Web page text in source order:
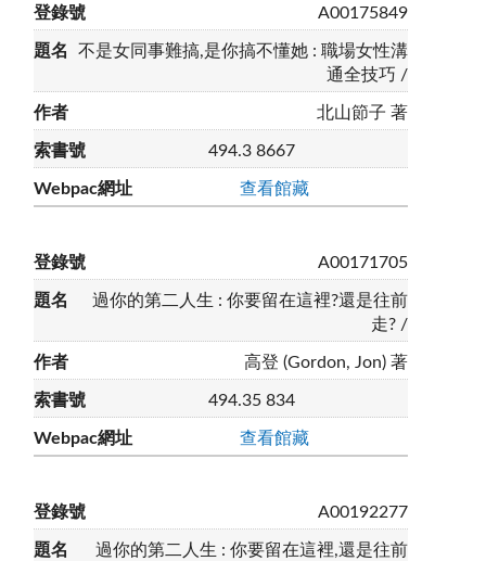
A00175849
不是女同事難搞,是你搞不懂她 : 職場女性溝
通全技巧 /
北山節子 著
494.3 8667
查看館藏
A00171705
過你的第二人生 : 你要留在這裡?還是往前
走? /
高登 (Gordon, Jon) 著
494.35 834
查看館藏
A00192277
過你的第二人生 : 你要留在這裡,還是往前